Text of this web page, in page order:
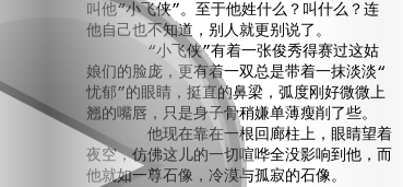
叫他“小飞侠”。至于他姓什么？叫什么？连
他自己也不知道，别人就更别说了。
“小飞侠”有着一张俊秀得赛过这姑
娘们的脸庞，更有着一双总是带着一抹淡淡“
忧郁”的眼睛，挺直的鼻梁，弧度刚好微微上
翘的嘴唇，只是身子骨稍嫌单薄瘦削了些。
他现在靠在一根回廊柱上，眼睛望着
夜空，仿佛这儿的一切喧哗全没影响到他，而
他就如一尊石像，冷漠与孤寂的石像。